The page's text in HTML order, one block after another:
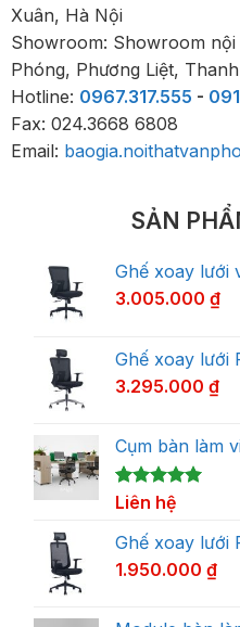
Xuân, Hà Nội
Showroom: Showroom
Phóng, Phương Liệt,
Hotline: 0967.317.555 -
Fax: 024.3668 6808
Email:
SẢN
Ghế xoay lưới
3.005.000 ₫
Ghế xoay lưới
3.295.000 ₫
Cụm bàn làm
5.00trên 5
dựa trên
1
đánh giá
Liên hệ
Ghế xoay lưới
1.950.000 ₫